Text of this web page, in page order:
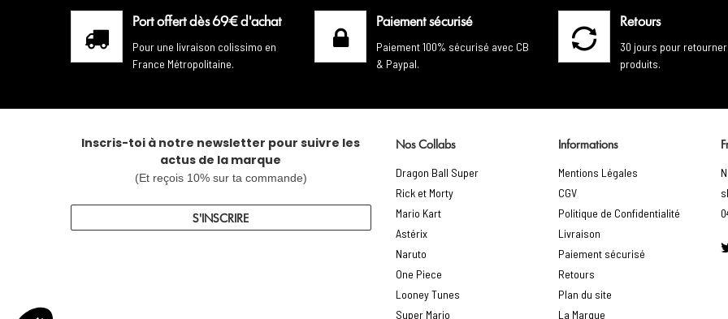
Port offert dès 69€ d'achat
Pour une livraison colissimo en
France Métropolitaine.
Paiement sécurisé
Paiement 100% sécurisé avec CB
& Paypal.
Retours
30 jours pour
produits.
Inscris-toi à notre newsletter pour suivre les
actus de la marque
(Et reçois 10% sur ta commande)
S'INSCRIRE
Nos Collabs
Dragon Ball Super
Rick et Morty
Mario Kart
Astérix
Naruto
One Piece
Looney Tunes
Super Mario
Informations
Mentions Légales
CGV
Politique de Confidentialité
Livraison
Paiement sécurisé
Retours
Plan du site
La Marque